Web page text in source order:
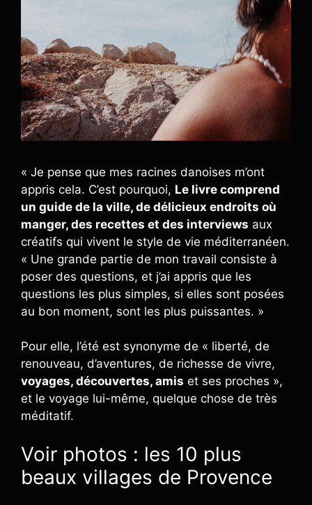
« Je pense que mes racines danoises m’ont
appris cela. C’est pourquoi, Le livre comprend
un guide de la ville, de délicieux endroits où
manger, des recettes et des interviews aux
créatifs qui vivent le style de vie méditerranéen.
« Une grande partie de mon travail consiste à
poser des questions, et j’ai appris que les
questions les plus simples, si elles sont posées
au bon moment, sont les plus puissantes. »
Pour elle, l’été est synonyme de « liberté, de
renouveau, d’aventures, de richesse de vivre,
voyages, découvertes, amis et ses proches »,
et le voyage lui-même, quelque chose de très
méditatif.
Voir photos : les 10 plus
beaux villages de Provence